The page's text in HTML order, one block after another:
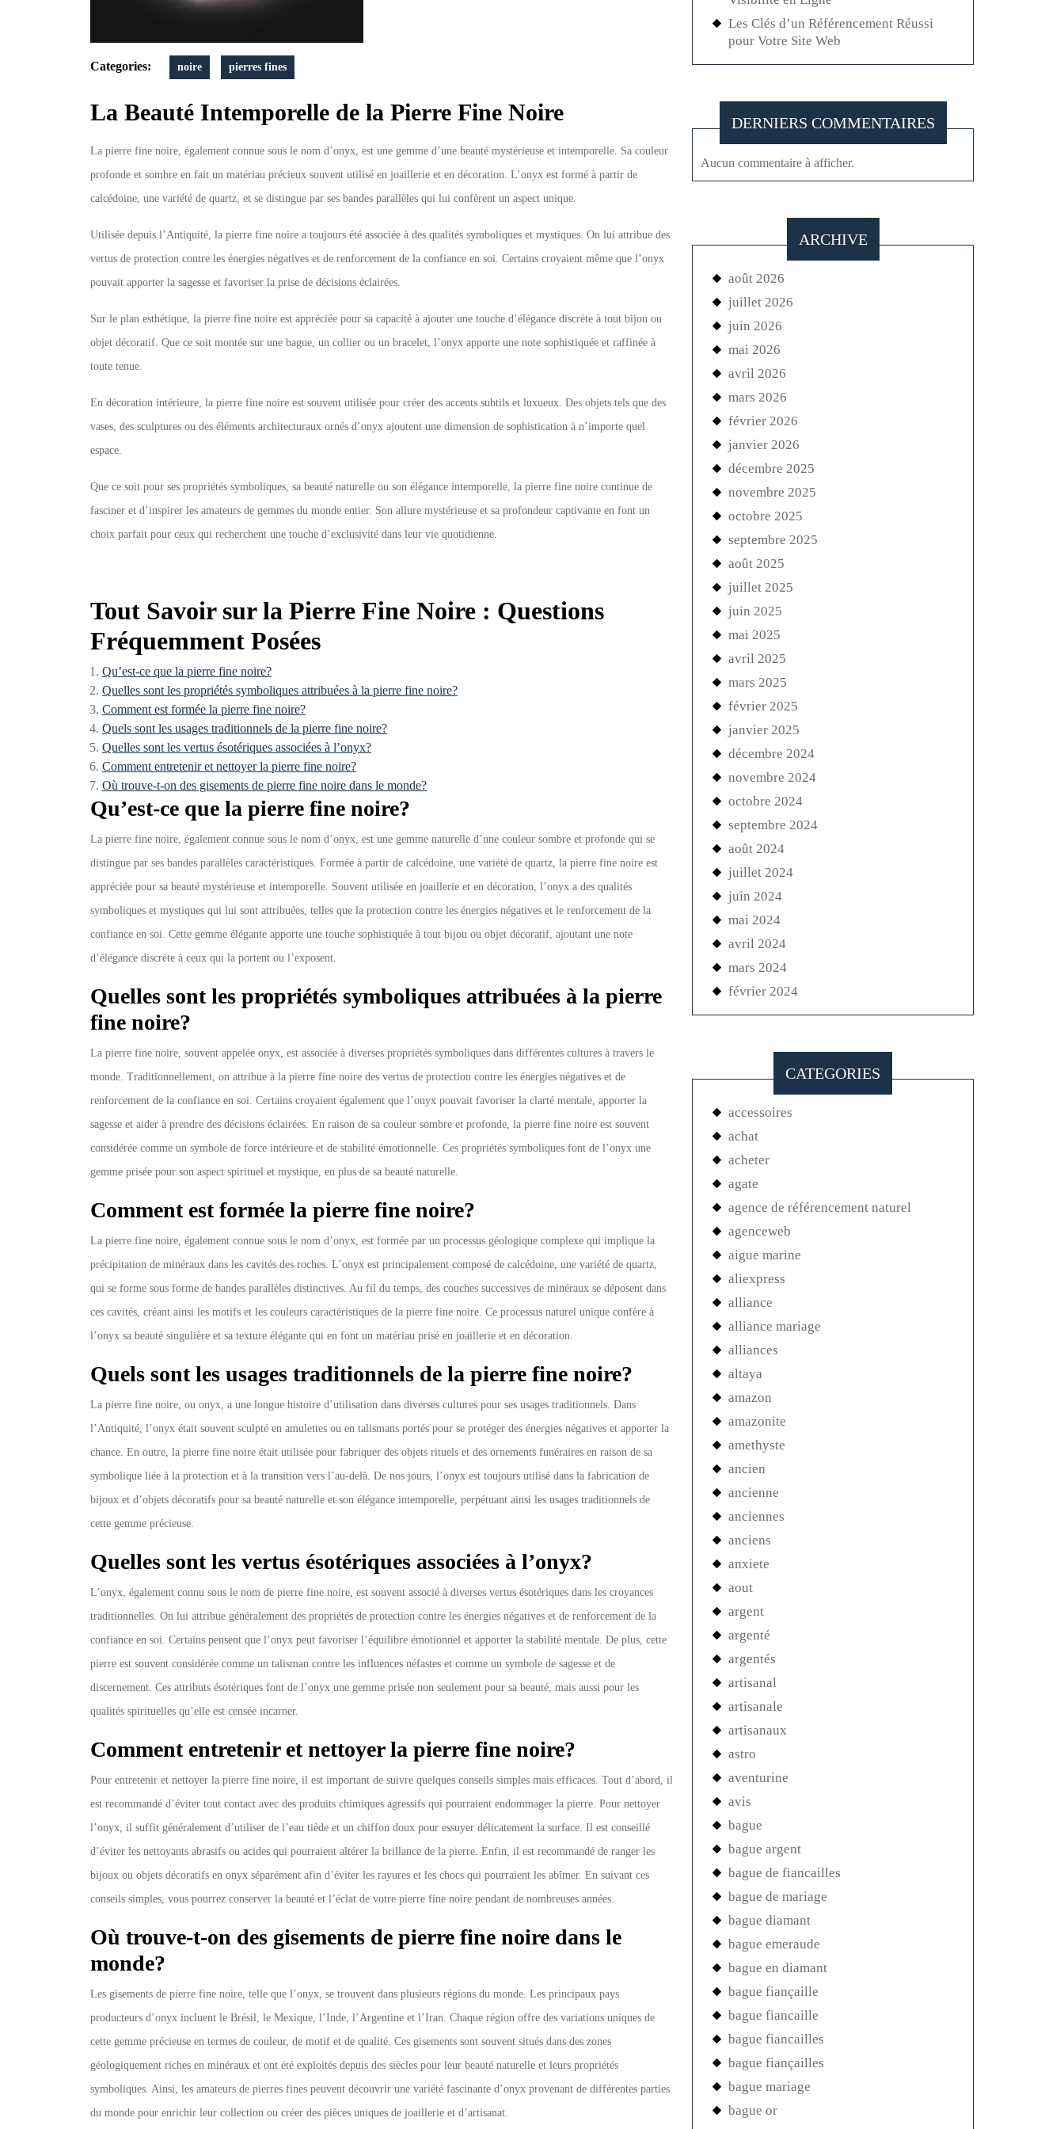
Categories: noire pierres fines
La Beauté Intemporelle de la Pierre Fine Noire
La pierre fine noire, également connue sous le nom d’onyx, est une gemme d’une beauté mystérieuse et intemporelle. Sa couleur
profonde et sombre en fait un matériau précieux souvent utilisé en joaillerie et en décoration. L’onyx est formé à partir de
calcédoine, une variété de quartz, et se distingue par ses bandes parallèles qui lui confèrent un aspect unique.
Utilisée depuis l’Antiquité, la pierre fine noire a toujours été associée à des qualités symboliques et mystiques. On lui attribue des
vertus de protection contre les énergies négatives et de renforcement de la confiance en soi. Certains croyaient même que l’onyx
pouvait apporter la sagesse et favoriser la prise de décisions éclairées.
Sur le plan esthétique, la pierre fine noire est appréciée pour sa capacité à ajouter une touche d’élégance discrète à tout bijou ou
objet décoratif. Que ce soit montée sur une bague, un collier ou un bracelet, l’onyx apporte une note sophistiquée et raffinée à
toute tenue.
En décoration intérieure, la pierre fine noire est souvent utilisée pour créer des accents subtils et luxueux. Des objets tels que des
vases, des sculptures ou des éléments architecturaux ornés d’onyx ajoutent une dimension de sophistication à n’importe quel
espace.
Que ce soit pour ses propriétés symboliques, sa beauté naturelle ou son élégance intemporelle, la pierre fine noire continue de
fasciner et d’inspirer les amateurs de gemmes du monde entier. Son allure mystérieuse et sa profondeur captivante en font un
choix parfait pour ceux qui recherchent une touche d’exclusivité dans leur vie quotidienne.
Tout Savoir sur la Pierre Fine Noire : Questions
Fréquemment Posées
Qu’est-ce que la pierre fine noire?
Quelles sont les propriétés symboliques attribuées à la pierre fine noire?
Comment est formée la pierre fine noire?
Quels sont les usages traditionnels de la pierre fine noire?
Quelles sont les vertus ésotériques associées à l’onyx?
Comment entretenir et nettoyer la pierre fine noire?
Où trouve-t-on des gisements de pierre fine noire dans le monde?
Qu’est-ce que la pierre fine noire?
La pierre fine noire, également connue sous le nom d’onyx, est une gemme naturelle d’une couleur sombre et profonde qui se
distingue par ses bandes parallèles caractéristiques. Formée à partir de calcédoine, une variété de quartz, la pierre fine noire est
appréciée pour sa beauté mystérieuse et intemporelle. Souvent utilisée en joaillerie et en décoration, l’onyx a des qualités
symboliques et mystiques qui lui sont attribuées, telles que la protection contre les énergies négatives et le renforcement de la
confiance en soi. Cette gemme élégante apporte une touche sophistiquée à tout bijou ou objet décoratif, ajoutant une note
d’élégance discrète à ceux qui la portent ou l’exposent.
Quelles sont les propriétés symboliques attribuées à la pierre
fine noire?
La pierre fine noire, souvent appelée onyx, est associée à diverses propriétés symboliques dans différentes cultures à travers le
monde. Traditionnellement, on attribue à la pierre fine noire des vertus de protection contre les énergies négatives et de
renforcement de la confiance en soi. Certains croyaient également que l’onyx pouvait favoriser la clarté mentale, apporter la
sagesse et aider à prendre des décisions éclairées. En raison de sa couleur sombre et profonde, la pierre fine noire est souvent
considérée comme un symbole de force intérieure et de stabilité émotionnelle. Ces propriétés symboliques font de l’onyx une
gemme prisée pour son aspect spirituel et mystique, en plus de sa beauté naturelle.
Comment est formée la pierre fine noire?
La pierre fine noire, également connue sous le nom d’onyx, est formée par un processus géologique complexe qui implique la
précipitation de minéraux dans les cavités des roches. L’onyx est principalement composé de calcédoine, une variété de quartz,
qui se forme sous forme de bandes parallèles distinctives. Au fil du temps, des couches successives de minéraux se déposent dans
ces cavités, créant ainsi les motifs et les couleurs caractéristiques de la pierre fine noire. Ce processus naturel unique confère à
l’onyx sa beauté singulière et sa texture élégante qui en font un matériau prisé en joaillerie et en décoration.
Quels sont les usages traditionnels de la pierre fine noire?
La pierre fine noire, ou onyx, a une longue histoire d’utilisation dans diverses cultures pour ses usages traditionnels. Dans
l’Antiquité, l’onyx était souvent sculpté en amulettes ou en talismans portés pour se protéger des énergies négatives et apporter la
chance. En outre, la pierre fine noire était utilisée pour fabriquer des objets rituels et des ornements funéraires en raison de sa
symbolique liée à la protection et à la transition vers l’au-delà. De nos jours, l’onyx est toujours utilisé dans la fabrication de
bijoux et d’objets décoratifs pour sa beauté naturelle et son élégance intemporelle, perpétuant ainsi les usages traditionnels de
cette gemme précieuse.
Quelles sont les vertus ésotériques associées à l’onyx?
L’onyx, également connu sous le nom de pierre fine noire, est souvent associé à diverses vertus ésotériques dans les croyances
traditionnelles. On lui attribue généralement des propriétés de protection contre les énergies négatives et de renforcement de la
confiance en soi. Certains pensent que l’onyx peut favoriser l’équilibre émotionnel et apporter la stabilité mentale. De plus, cette
pierre est souvent considérée comme un talisman contre les influences néfastes et comme un symbole de sagesse et de
discernement. Ces attributs ésotériques font de l’onyx une gemme prisée non seulement pour sa beauté, mais aussi pour les
qualités spirituelles qu’elle est censée incarner.
Comment entretenir et nettoyer la pierre fine noire?
Pour entretenir et nettoyer la pierre fine noire, il est important de suivre quelques conseils simples mais efficaces. Tout d’abord, il
est recommandé d’éviter tout contact avec des produits chimiques agressifs qui pourraient endommager la pierre. Pour nettoyer
l’onyx, il suffit généralement d’utiliser de l’eau tiède et un chiffon doux pour essuyer délicatement la surface. Il est conseillé
d’éviter les nettoyants abrasifs ou acides qui pourraient altérer la brillance de la pierre. Enfin, il est recommandé de ranger les
bijoux ou objets décoratifs en onyx séparément afin d’éviter les rayures et les chocs qui pourraient les abîmer. En suivant ces
conseils simples, vous pourrez conserver la beauté et l’éclat de votre pierre fine noire pendant de nombreuses années.
Où trouve-t-on des gisements de pierre fine noire dans le
monde?
Les gisements de pierre fine noire, telle que l’onyx, se trouvent dans plusieurs régions du monde. Les principaux pays
producteurs d’onyx incluent le Brésil, le Mexique, l’Inde, l’Argentine et l’Iran. Chaque région offre des variations uniques de
cette gemme précieuse en termes de couleur, de motif et de qualité. Ces gisements sont souvent situés dans des zones
géologiquement riches en minéraux et ont été exploités depuis des siècles pour leur beauté naturelle et leurs propriétés
symboliques. Ainsi, les amateurs de pierres fines peuvent découvrir une variété fascinante d’onyx provenant de différentes parties
du monde pour enrichir leur collection ou créer des pièces uniques de joaillerie et d’artisanat.
Les Clés d’un Référencement Réussi
pour Votre Site Web
DERNIERS COMMENTAIRES
Aucun commentaire à afficher.
ARCHIVE
août 2026
juillet 2026
juin 2026
mai 2026
avril 2026
mars 2026
février 2026
janvier 2026
décembre 2025
novembre 2025
octobre 2025
septembre 2025
août 2025
juillet 2025
juin 2025
mai 2025
avril 2025
mars 2025
février 2025
janvier 2025
décembre 2024
novembre 2024
octobre 2024
septembre 2024
août 2024
juillet 2024
juin 2024
mai 2024
avril 2024
mars 2024
février 2024
CATEGORIES
accessoires
achat
acheter
agate
agence de référencement naturel
agenceweb
aigue marine
aliexpress
alliance
alliance mariage
alliances
altaya
amazon
amazonite
amethyste
ancien
ancienne
anciennes
anciens
anxiete
aout
argent
argenté
argentés
artisanal
artisanale
artisanaux
astro
aventurine
avis
bague
bague argent
bague de fiancailles
bague de mariage
bague diamant
bague emeraude
bague en diamant
bague fiançaille
bague fiancaille
bague fiancailles
bague fiançailles
bague mariage
bague or